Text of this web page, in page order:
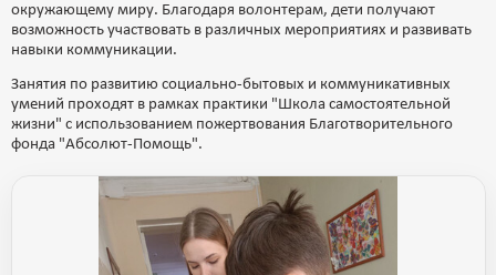
окружающему миру. Благодаря волонтерам, дети получают
возможность участвовать в различных мероприятиях и развивать
навыки коммуникации.
Занятия по развитию социально-бытовых и коммуникативных
умений проходят в рамках практики "Школа самостоятельной
жизни" с использованием пожертвования Благотворительного
фонда "Абсолют-Помощь".